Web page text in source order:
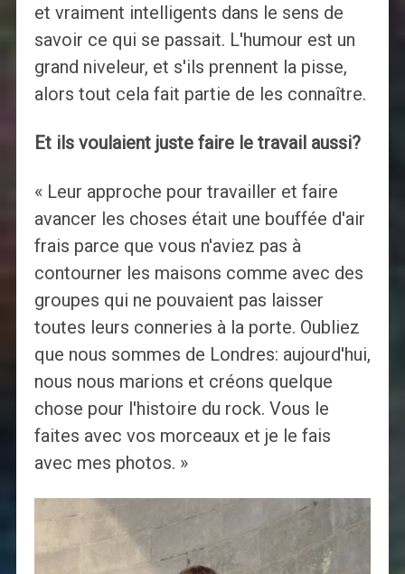
et vraiment intelligents dans le sens de
savoir ce qui se passait. L'humour est un
grand niveleur, et s'ils prennent la pisse,
alors tout cela fait partie de les connaître.
Et ils voulaient juste faire le travail aussi?
« Leur approche pour travailler et faire
avancer les choses était une bouffée d'air
frais parce que vous n'aviez pas à
contourner les maisons comme avec des
groupes qui ne pouvaient pas laisser
toutes leurs conneries à la porte. Oubliez
que nous sommes de Londres: aujourd'hui,
nous nous marions et créons quelque
chose pour l'histoire du rock. Vous le
faites avec vos morceaux et je le fais
avec mes photos. »